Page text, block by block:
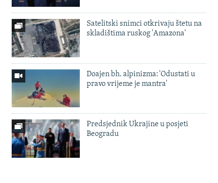
Satelitski snimci otkrivaju štetu na
skladištima ruskog 'Amazona'
Doajen bh. alpinizma: 'Odustati u
pravo vrijeme je mantra'
Predsjednik Ukrajine u posjeti
Beogradu